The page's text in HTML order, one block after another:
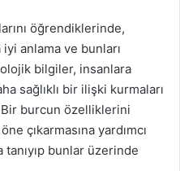
öğrendiklerinde,
anlama ve bunları
bilgiler, insanlara
sağlıklı bir ilişki kurmaları
burcun özelliklerini
çıkarmasına yardımcı
tanıyıp bunlar üzerinde